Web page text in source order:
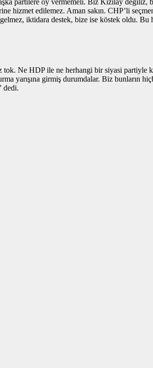
partilere oy vermemeli. Biz Kızılay
hizmet edilemez. Aman sakın. CHP’li
iktidara destek, bize ise köstek oldu. Bu
Ne HDP ile ne herhangi bir siyasi partiyle
yarışına girmiş durumdalar. Biz bunların
dedi.